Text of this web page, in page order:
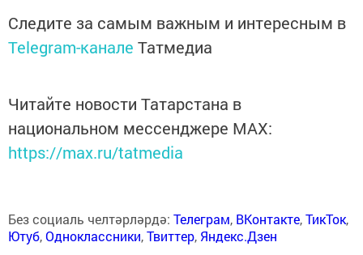
Следите за самым важным и интересным в
Telegram-канале Татмедиа
Читайте новости Татарстана в
национальном мессенджере MАХ:
https://max.ru/tatmedia
Без социаль челтәрләрдә: Телеграм, ВКонтакте,ТикТок,
Ютуб,Одноклассники,Твиттер, Яндекс.Дзен